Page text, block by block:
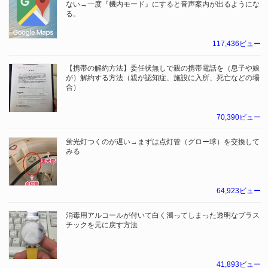
ない→一度『機内モード』にすると音声案内が出るようにな
る。
117,436ビュー
【携帯の解約方法】委任状無しで親の携帯電話を（息子や娘
が）解約する方法（親が認知症、施設に入所、死亡などの場
合）
70,390ビュー
蛍光灯つくのが遅い→まずは点灯管（グロー球）を交換して
みる
64,923ビュー
消毒用アルコールが付いて白く濁ってしまった透明なプラス
チックを元に戻す方法
41,893ビュー